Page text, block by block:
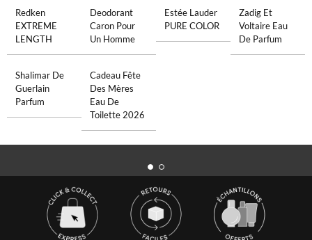
Redken
EXTREME
LENGTH
Deodorant
Caron Pour
Un Homme
Estée Lauder
PURE COLOR
Zadig Et
Voltaire Eau
De Parfum
Shalimar De
Guerlain
Parfum
Cadeau Fête
Des Mères
Eau De
Toilette 2026